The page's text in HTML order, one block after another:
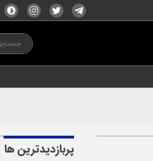
پربازدیدترین ها